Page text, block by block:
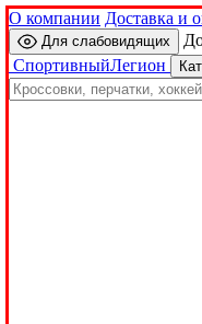
О компании Доставка и
Для слабовидящих
СпортивныйЛегион